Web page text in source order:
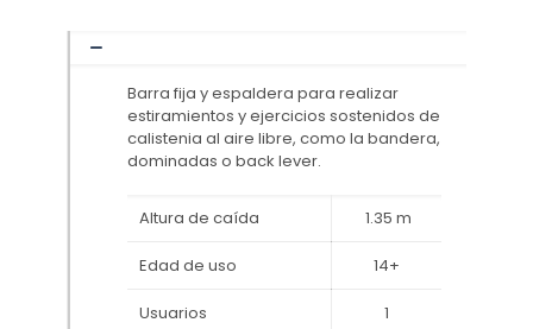
Barra fija y espaldera para realizar
estiramientos y ejercicios sostenidos de
calistenia al aire libre, como la bandera,
dominadas o back lever.
Altura de caída 1.35 m
Edad de uso 14+
Usuarios 1